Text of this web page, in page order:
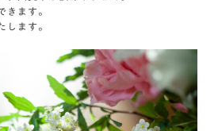
きます。
します。